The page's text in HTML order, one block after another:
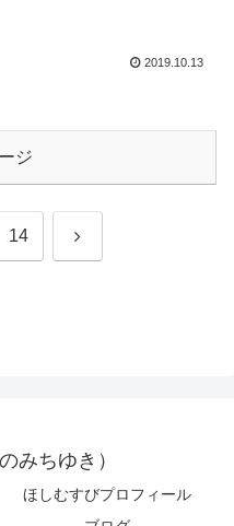
2019.10.13
ジ
14 次
みちゆき）
ほしむすびプロフィール